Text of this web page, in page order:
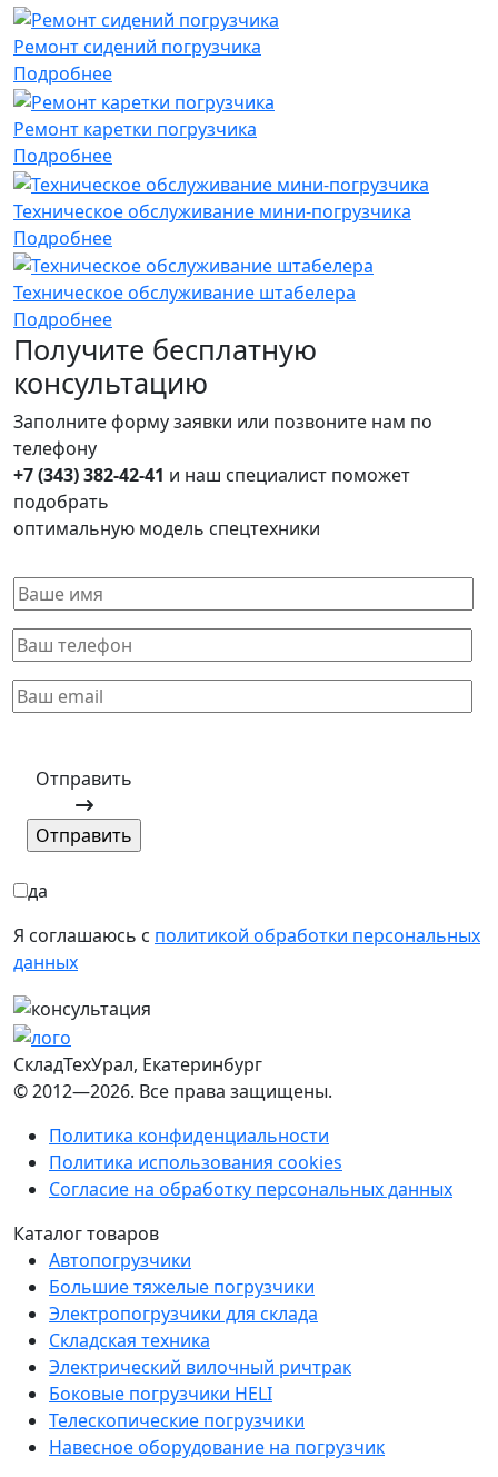
Ремонт сидений погрузчика
Подробнее
Ремонт каретки погрузчика
Подробнее
Техническое обслуживание мини-погрузчика
Подробнее
Техническое обслуживание штабелера
Подробнее
Получите бесплатную
консультацию
Заполните форму заявки или позвоните нам по
телефону
+7 (343) 382-42-41 и наш специалист поможет
подобрать
оптимальную модель спецтехники
Отправить
да
Я соглашаюсь с политикой обработки персональных
данных
СкладТехУрал, Екатеринбург
© 2012—2026. Все права защищены.
Политика конфиденциальности
Политика использования cookies
Согласие на обработку персональных данных
Каталог товаров
Автопогрузчики
Большие тяжелые погрузчики
Электропогрузчики для склада
Складская техника
Электрический вилочный ричтрак
Боковые погрузчики HELI
Телескопические погрузчики
Навесное оборудование на погрузчик